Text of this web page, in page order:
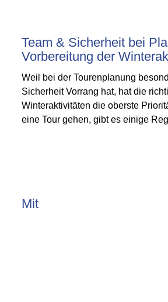
Team & Sicherheit bei
Vorbereitung der
Weil bei der Tourenplanung
Sicherheit Vorrang hat, hat die
Winteraktivitäten die oberste
eine Tour gehen, gibt es einige
Mit